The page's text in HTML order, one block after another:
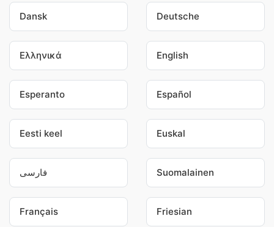
Dansk Deutsche
Ελληνικά English
Esperanto Español
Eesti keel Euskal
فارسی Suomalainen
Français Friesian